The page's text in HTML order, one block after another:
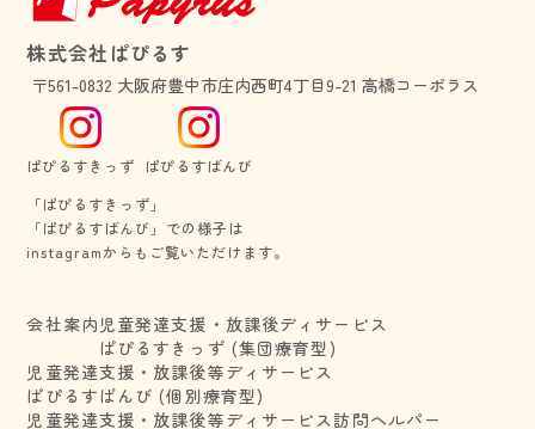
株式会社ぱぴるす
〒561-0832 大阪府豊中市庄内西町4丁目9-21 高橋コーポラス
ぱぴるすきっず
ぱぴるすばんび
「ぱぴるすきっず」
​​​​​​​「ぱぴるすばんび」での様子は
​​​​​​​instagramからもご覧いただけます。
会社案内 児童発達支援・放課後ディサービス
ぱぴるすきっず (集団療育型)
児童発達支援・放課後等ディサービス
ぱぴるすばんび (個別療育型)
児童発達支援・放課後等ディサービス訪問ヘルパー